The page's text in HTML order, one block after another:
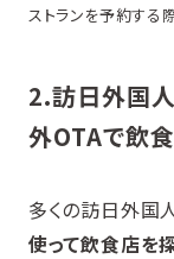
ストランを予約する
2.訪日外国
外OTAで飲
多くの訪日外国
使って飲食店を